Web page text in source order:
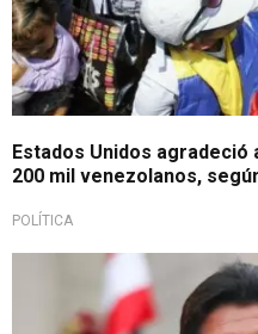
Estados Unidos
200 mil venezolanos,
POLÍTICA